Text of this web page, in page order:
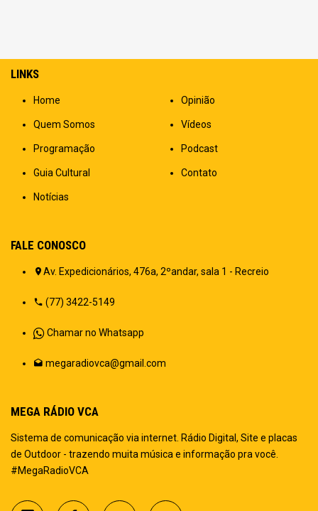
LINKS
Home
Quem Somos
Programação
Guia Cultural
Notícias
Opinião
Vídeos
Podcast
Contato
FALE CONOSCO
Av. Expedicionários, 476a, 2ºandar, sala 1 - Recreio
(77) 3422-5149
Chamar no Whatsapp
megaradiovca@gmail.com
MEGA RÁDIO VCA
Sistema de comunicação via internet. Rádio Digital, Site e placas
de Outdoor - trazendo muita música e informação pra você.
#MegaRadioVCA